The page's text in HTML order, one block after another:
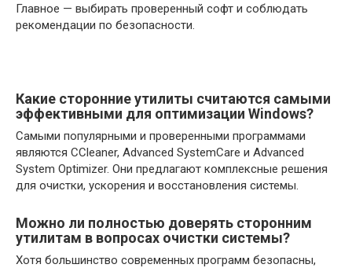
Главное — выбирать проверенный софт и соблюдать
рекомендации по безопасности.
Какие сторонние утилиты считаются самыми
эффективными для оптимизации Windows?
Самыми популярными и проверенными программами
являются CCleaner, Advanced SystemCare и Advanced
System Optimizer. Они предлагают комплексные решения
для очистки, ускорения и восстановления системы.
Можно ли полностью доверять сторонним
утилитам в вопросах очистки системы?
Хотя большинство современных программ безопасны,